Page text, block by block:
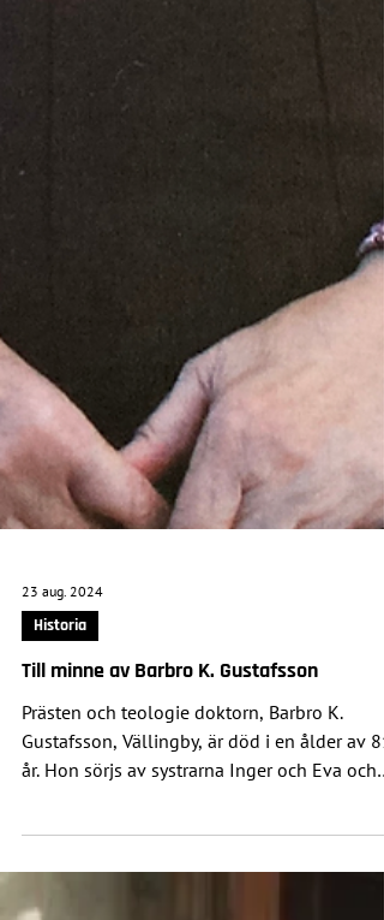
23 aug. 2024
Historia
Till minne av Barbro K. Gustafsson
Prästen och teologie doktorn, Barbro K.